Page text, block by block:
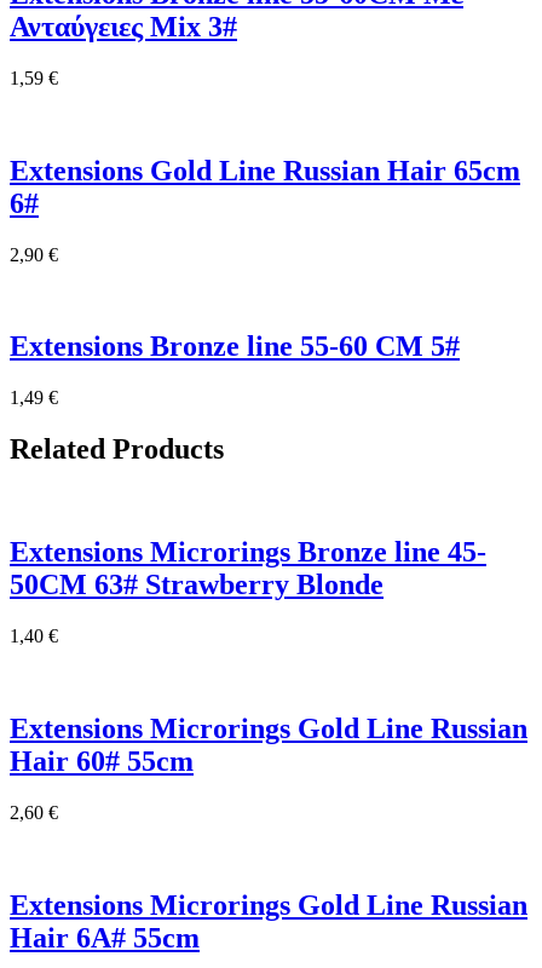
Ανταύγειες Mix 3#
1,59 €
Extensions Gold Line Russian Hair 65cm
6#
2,90 €
Extensions Bronze line 55-60 CM 5#
1,49 €
Related Products
Extensions Microrings Bronze line 45-
50CM 63# Strawberry Blonde
1,40 €
Extensions Microrings Gold Line Russian
Hair 60# 55cm
2,60 €
Extensions Microrings Gold Line Russian
Hair 6Α# 55cm